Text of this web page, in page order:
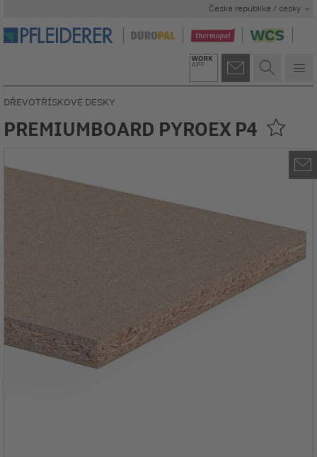
Česká republika / cesky
DŘEVOTŘÍSKOVÉ DESKY
PREMIUMBOARD PYROEX P4